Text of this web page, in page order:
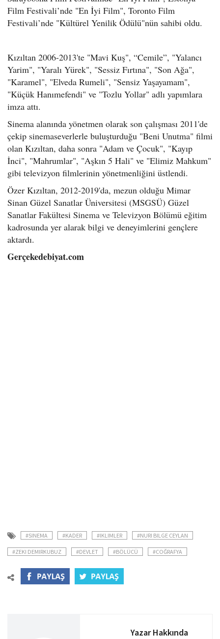
Film Festivali’nde "En İyi Film", Toronto Film
Festivali’nde "Kültürel Yenilik Ödülü"nün sahibi oldu.
Kızıltan 2006-2013'te "Mavi Kuş", “Cemile”, "Yalancı
Yarim", "Yaralı Yürek", "Sessiz Fırtına", "Son Ağa",
"Karamel", "Elveda Rumeli", "Sensiz Yaşayamam",
"Küçük Hanımefendi" ve "Tozlu Yollar" adlı yapımlara
imza attı.
Sinema alanında yönetmen olarak son çalışması 2011'de
çekip sinemaseverlerle buluşturduğu "Beni Unutma" filmi
olan Kızıltan, daha sonra "Adam ve Çocuk", "Kayıp
İnci", "Mahrumlar", "Aşkın 5 Hali" ve "Elimiz Mahkum"
gibi televizyon filmlerinin yönetmenliğini üstlendi.
Özer Kızıltan, 2012-2019'da, mezun olduğu Mimar
Sinan Güzel Sanatlar Üniversitesi (MSGSÜ) Güzel
Sanatlar Fakültesi Sinema ve Televizyon Bölümü eğitim
kadrosunda yer alarak bilgi ve deneyimlerini gençlere
aktardı.
Gerçekedebiyat.com
#SINEMA #KADER #IKLIMLER #NURI BILGE CEYLAN
#ZEKI DEMIRKUBUZ #DEVLET #BÖLÜCÜ #COĞRAFYA
Yazar Hakkında